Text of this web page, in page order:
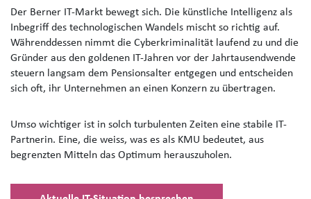
Der Berner IT-Markt bewegt sich. Die künstliche Intelligenz als
Inbegriff des technologischen Wandels mischt so richtig auf.
Währenddessen nimmt die Cyberkriminalität laufend zu und die
Gründer aus den goldenen IT-Jahren vor der Jahrtausendwende
steuern langsam dem Pensionsalter entgegen und entscheiden
sich oft, ihr Unternehmen an einen Konzern zu übertragen.
Umso wichtiger ist in solch turbulenten Zeiten eine stabile IT-
Partnerin. Eine, die weiss, was es als KMU bedeutet, aus
begrenzten Mitteln das Optimum herauszuholen.